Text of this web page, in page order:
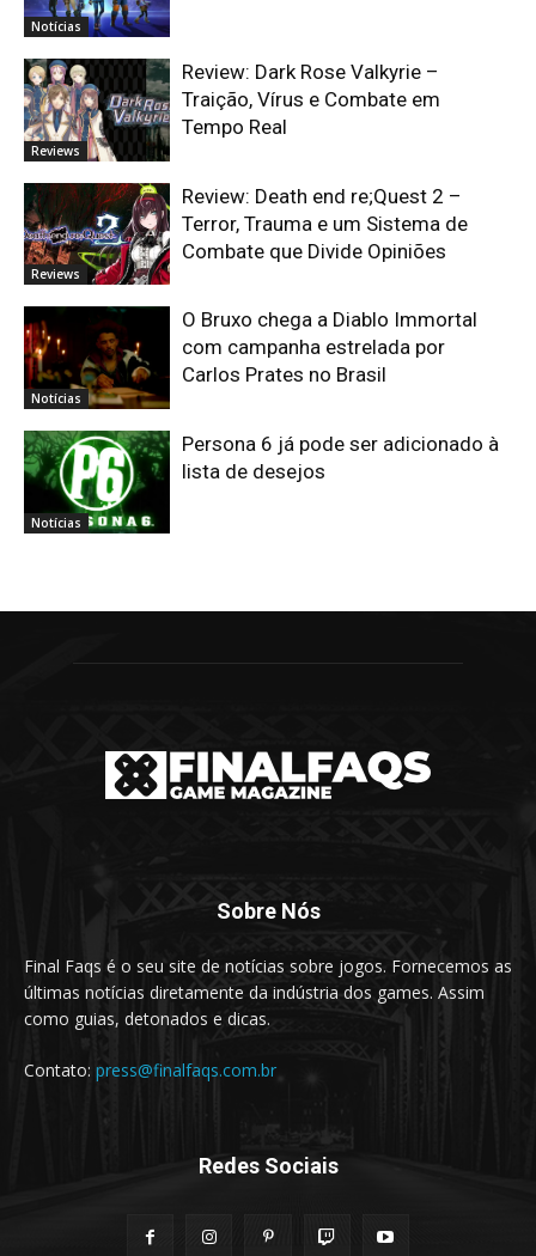
Notícias
Reviews
Review: Dark Rose Valkyrie –
Traição, Vírus e Combate em
Tempo Real
Reviews
Review: Death end re;Quest 2 –
Terror, Trauma e um Sistema de
Combate que Divide Opiniões
Notícias
O Bruxo chega a Diablo Immortal
com campanha estrelada por
Carlos Prates no Brasil
Notícias
Persona 6 já pode ser adicionado à
lista de desejos
Sobre Nós
Final Faqs é o seu site de notícias sobre jogos. Fornecemos as
últimas notícias diretamente da indústria dos games. Assim
como guias, detonados e dicas.
Contato: press@finalfaqs.com.br
Redes Sociais